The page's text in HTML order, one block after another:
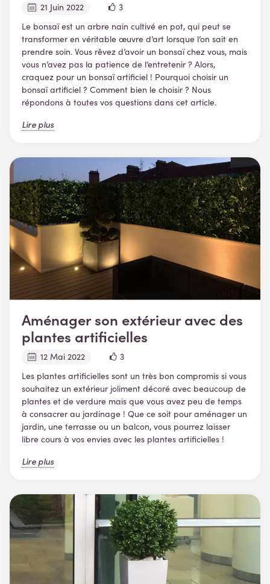
21 Juin 2022
3
Le bonsaï est un arbre nain cultivé en pot, qui peut se
transformer en véritable œuvre d’art lorsque l’on sait en
prendre soin. Vous rêvez d’avoir un bonsaï chez vous, mais
vous n’avez pas la patience de l’entretenir ? Alors,
craquez pour un bonsaï artificiel ! Pourquoi choisir un
bonsaï artificiel ? Comment bien le choisir ? Nous
répondons à toutes vos questions dans cet article.
Lire plus
Aménager son extérieur avec des
plantes artificielles
12 Mai 2022
3
Les plantes artificielles sont un très bon compromis si vous
souhaitez un extérieur joliment décoré avec beaucoup de
plantes et de verdure mais que vous avez peu de temps
à consacrer au jardinage ! Que ce soit pour aménager un
jardin, une terrasse ou un balcon, vous pourrez laisser
libre cours à vos envies avec les plantes artificielles !
Lire plus